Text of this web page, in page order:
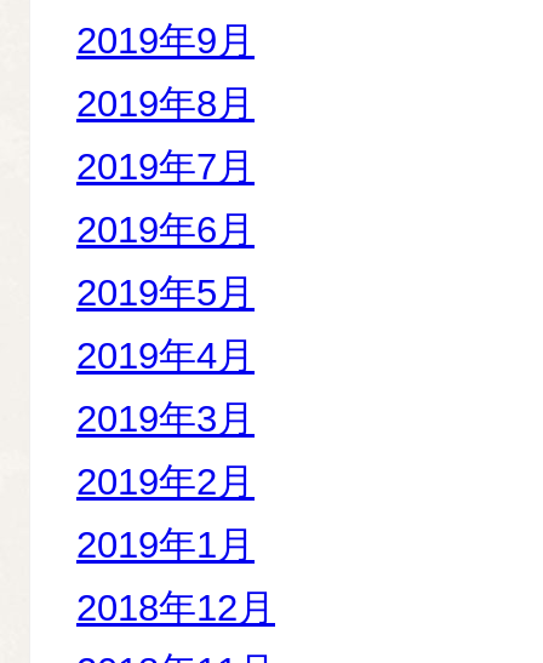
2019年9月
2019年8月
2019年7月
2019年6月
2019年5月
2019年4月
2019年3月
2019年2月
2019年1月
2018年12月